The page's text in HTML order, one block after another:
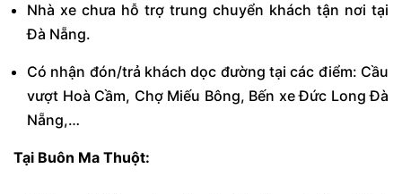
Nhà xe chưa hỗ trợ trung chuyển khách tận nơi tại
Đà Nẵng.
Có nhận đón/trả khách dọc đường tại các điểm: Cầu
vượt Hoà Cầm, Chợ Miếu Bông, Bến xe Đức Long Đà
Nẵng,…
Tại Buôn Ma Thuột: